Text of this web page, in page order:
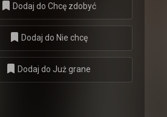
Dodaj do Chcę zdobyć
Dodaj do Nie chcę
Dodaj do Już grane